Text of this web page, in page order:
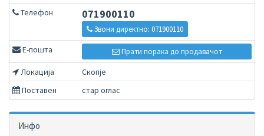
Телефон 071900110
Звони директно: 071900110
Е-пошта Прати порака до продавачот
Локација
Скопје
Поставен
стар оглас
Инфо